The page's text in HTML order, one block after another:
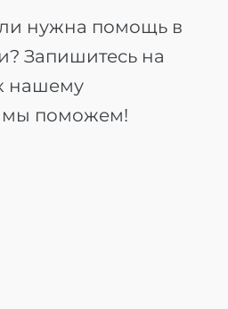
нужна помощь в
Запишитесь на
нашему
мы поможем!